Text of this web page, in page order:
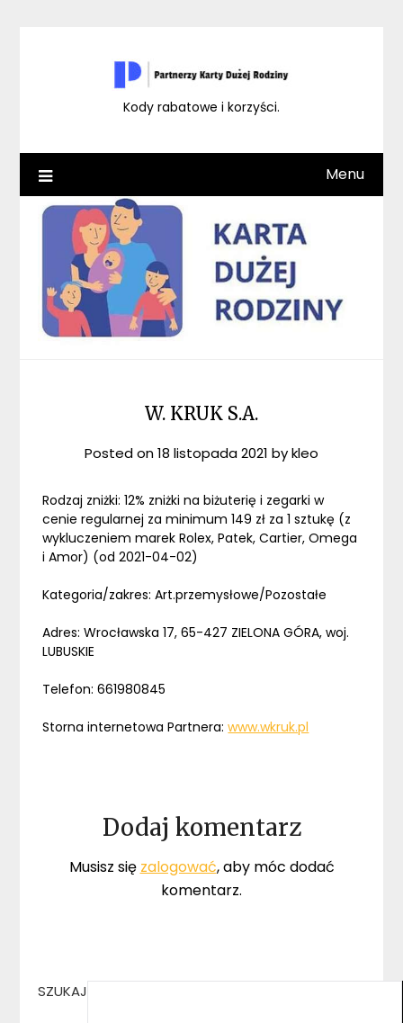
Kody rabatowe i korzyści.
Menu
W. KRUK S.A.
Posted on18 listopada 2021 bykleo
Rodzaj zniżki: 12% zniżki na biżuterię i zegarki w
cenie regularnej za minimum 149 zł za 1 sztukę (z
wykluczeniem marek Rolex, Patek, Cartier, Omega
i Amor) (od 2021-04-02)
Kategoria/zakres: Art.przemysłowe/Pozostałe
Adres: Wrocławska 17, 65-427 ZIELONA GÓRA, woj.
LUBUSKIE
Telefon: 661980845
Storna internetowa Partnera:www.wkruk.pl
Dodaj komentarz
Musisz się zalogować, aby móc dodać
komentarz.
SZUKAJ